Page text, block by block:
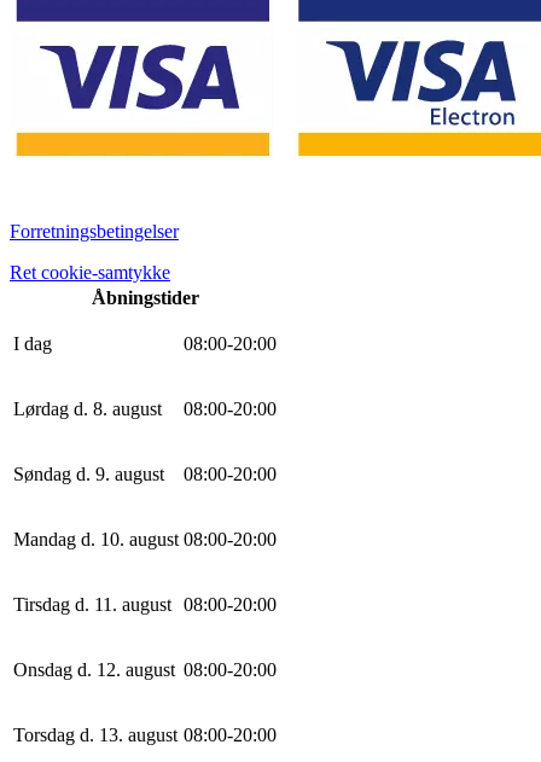
Forretningsbetingelser
Ret cookie-samtykke
Åbningstider
I dag 08:00-20:00
Lørdag d. 8. august 08:00-20:00
Søndag d. 9. august 08:00-20:00
Mandag d. 10. august 08:00-20:00
Tirsdag d. 11. august 08:00-20:00
Onsdag d. 12. august 08:00-20:00
Torsdag d. 13. august 08:00-20:00